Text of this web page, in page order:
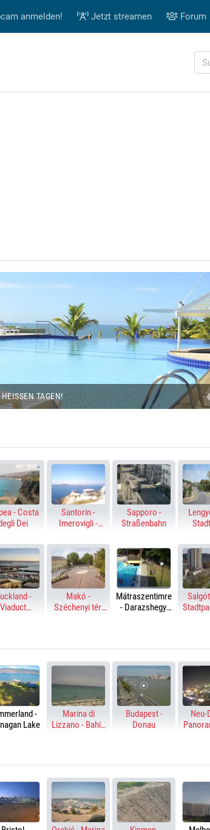
anmelden! Jetzt streamen Forum
SEVILLA, SPANIEN SEVEN MILE
WEBCAMS AUS
TAGEN!
- Costa
Dei
Santorin -
Imerovigli -
Sapporo -
Straßenbahn
-
Viaduct
Makó -
Széchenyi tér,
Mátraszentimre
- Darazshegyi
-
Lake
Marina di
Lizzano - Bahia
Budapest -
Donau
Neu-